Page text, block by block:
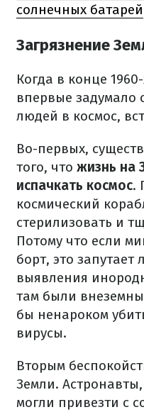
солнечных батарей
Загрязнение
Когда в конце
впервые задумало
людей в космос,
Во-первых,
того, что жизнь на
испачкать космос.
космический
стерилизовать и
Потому что если
борт, это
выявления
там были
бы ненароком
вирусы.
Вторым
Земли.
могли привезти с